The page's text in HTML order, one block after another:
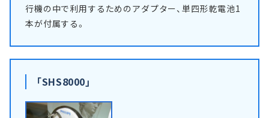
行機の中で利用するためのアダプター、単四形乾電池1
本が付属する。
「SHS8000」